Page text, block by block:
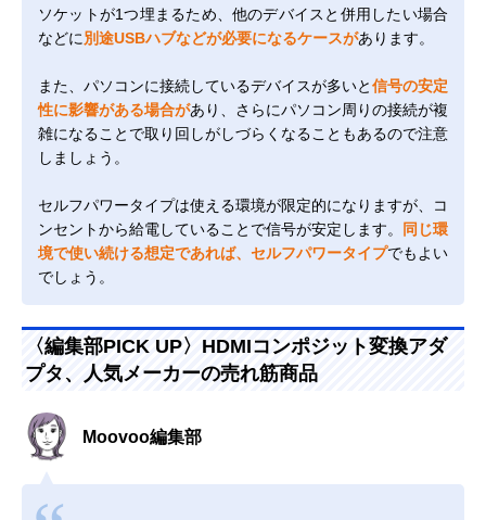
ソケットが1つ埋まるため、他のデバイスと併用したい場合
などに別途USBハブなどが必要になるケースがあります。
また、パソコンに接続しているデバイスが多いと信号の安定
性に影響がある場合があり、さらにパソコン周りの接続が複
雑になることで取り回しがしづらくなることもあるので注意
しましょう。
セルフパワータイプは使える環境が限定的になりますが、コ
ンセントから給電していることで信号が安定します。
同じ環
境で使い続ける想定であれば、セルフパワータイプでもよい
でしょう。
〈編集部PICK UP〉HDMIコンポジット変換アダ
プタ、人気メーカーの売れ筋商品
Moovoo編集部